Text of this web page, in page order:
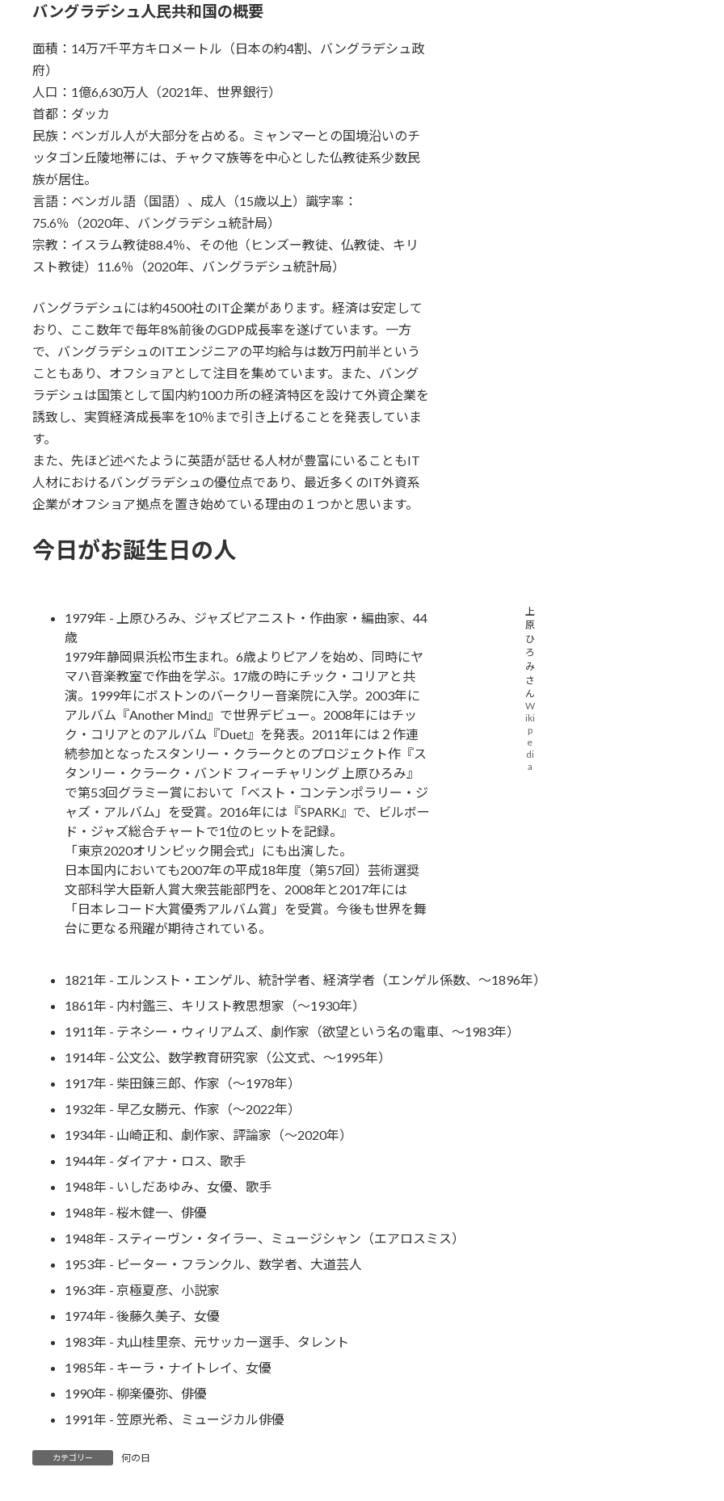
バングラデシュ人民共和国の概要
面積：14万7千平方キロメートル（日本の約4割、バングラデシュ政
府）
人口：1億6,630万人（2021年、世界銀行）
首都：ダッカ
民族：ベンガル人が大部分を占める。ミャンマーとの国境沿いのチ
ッタゴン丘陵地帯には、チャクマ族等を中心とした仏教徒系少数民
族が居住。
言語：ベンガル語（国語）、成人（15歳以上）識字率：
75.6％（2020年、バングラデシュ統計局）
宗教：イスラム教徒88.4％、その他（ヒンズー教徒、仏教徒、キリ
スト教徒）11.6％（2020年、バングラデシュ統計局）
バングラデシュには約4500社のIT企業があります。経済は安定して
おり、ここ数年で毎年8%前後のGDP成長率を遂げています。一方
で、バングラデシュのITエンジニアの平均給与は数万円前半という
こともあり、オフショアとして注目を集めています。また、バング
ラデシュは国策として国内約100カ所の経済特区を設けて外資企業を
誘致し、実質経済成長率を10％まで引き上げることを発表していま
す。
また、先ほど述べたように英語が話せる人材が豊富にいることもIT
人材におけるバングラデシュの優位点であり、最近多くのIT外資系
企業がオフショア拠点を置き始めている理由の１つかと思います。
今日がお誕生日の人
1979年 - 上原ひろみ、ジャズピアニスト・作曲家・編曲家、44
歳
1979年静岡県浜松市生まれ。6歳よりピアノを始め、同時にヤ
マハ音楽教室で作曲を学ぶ。17歳の時にチック・コリアと共
演。1999年にボストンのバークリー音楽院に入学。2003年に
アルバム『Another Mind』で世界デビュー。2008年にはチッ
ク・コリアとのアルバム『Duet』を発表。2011年には２作連
続参加となったスタンリー・クラークとのプロジェクト作『ス
タンリー・クラーク・バンド フィーチャリング 上原ひろみ』
で第53回グラミー賞において「ベスト・コンテンポラリー・ジ
ャズ・アルバム」を受賞。2016年には『SPARK』で、ビルボー
ド・ジャズ総合チャートで1位のヒットを記録。
「東京2020オリンピック開会式」にも出演した。
日本国内においても2007年の平成18年度（第57回）芸術選奨
文部科学大臣新人賞大衆芸能部門を、2008年と2017年には
「日本レコード大賞優秀アルバム賞」を受賞。今後も世界を舞
台に更なる飛躍が期待されている。
上
原
ひ
ろ
み
さ
ん
W
iki
p
e
di
a
1821年 - エルンスト・エンゲル、統計学者、経済学者（エンゲル係数、～1896年）
1861年 - 内村鑑三、キリスト教思想家（～1930年）
1911年 - テネシー・ウィリアムズ、劇作家（欲望という名の電車、～1983年）
1914年 - 公文公、数学教育研究家（公文式、～1995年）
1917年 - 柴田錬三郎、作家（～1978年）
1932年 - 早乙女勝元、作家（～2022年）
1934年 - 山崎正和、劇作家、評論家（～2020年）
1944年 - ダイアナ・ロス、歌手
1948年 - いしだあゆみ、女優、歌手
1948年 - 桜木健一、俳優
1948年 - スティーヴン・タイラー、ミュージシャン（エアロスミス）
1953年 - ピーター・フランクル、数学者、大道芸人
1963年 - 京極夏彦、小説家
1974年 - 後藤久美子、女優
1983年 - 丸山桂里奈、元サッカー選手、タレント
1985年 - キーラ・ナイトレイ、女優
1990年 - 柳楽優弥、俳優
1991年 - 笠原光希、ミュージカル俳優
カテゴリー 何の日